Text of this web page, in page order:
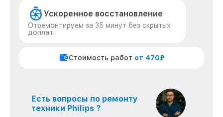
Ускоренное восстановление
Отремонтируем за 35 минут без скрытых
доплат.
Стоимость работ от 470₽
Есть вопросы по ремонту
техники Philips ?